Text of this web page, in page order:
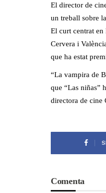
El director de
un treball sobre
El curt centrat en
Cervera i
que ha estat
“La vampira de
que “Las niñas”
directora de cine
Comenta